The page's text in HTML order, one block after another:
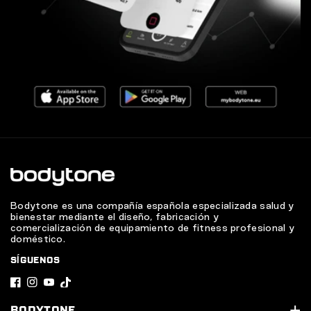
Bodytone es una compañía española especializada salud y
bienestar mediante el diseño, fabricación y
comercialización de equipamiento de fitness profesional y
doméstico.
SÍGUENOS
F
I
T